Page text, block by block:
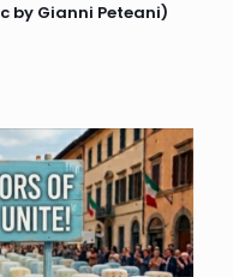
by Gianni Peteani)